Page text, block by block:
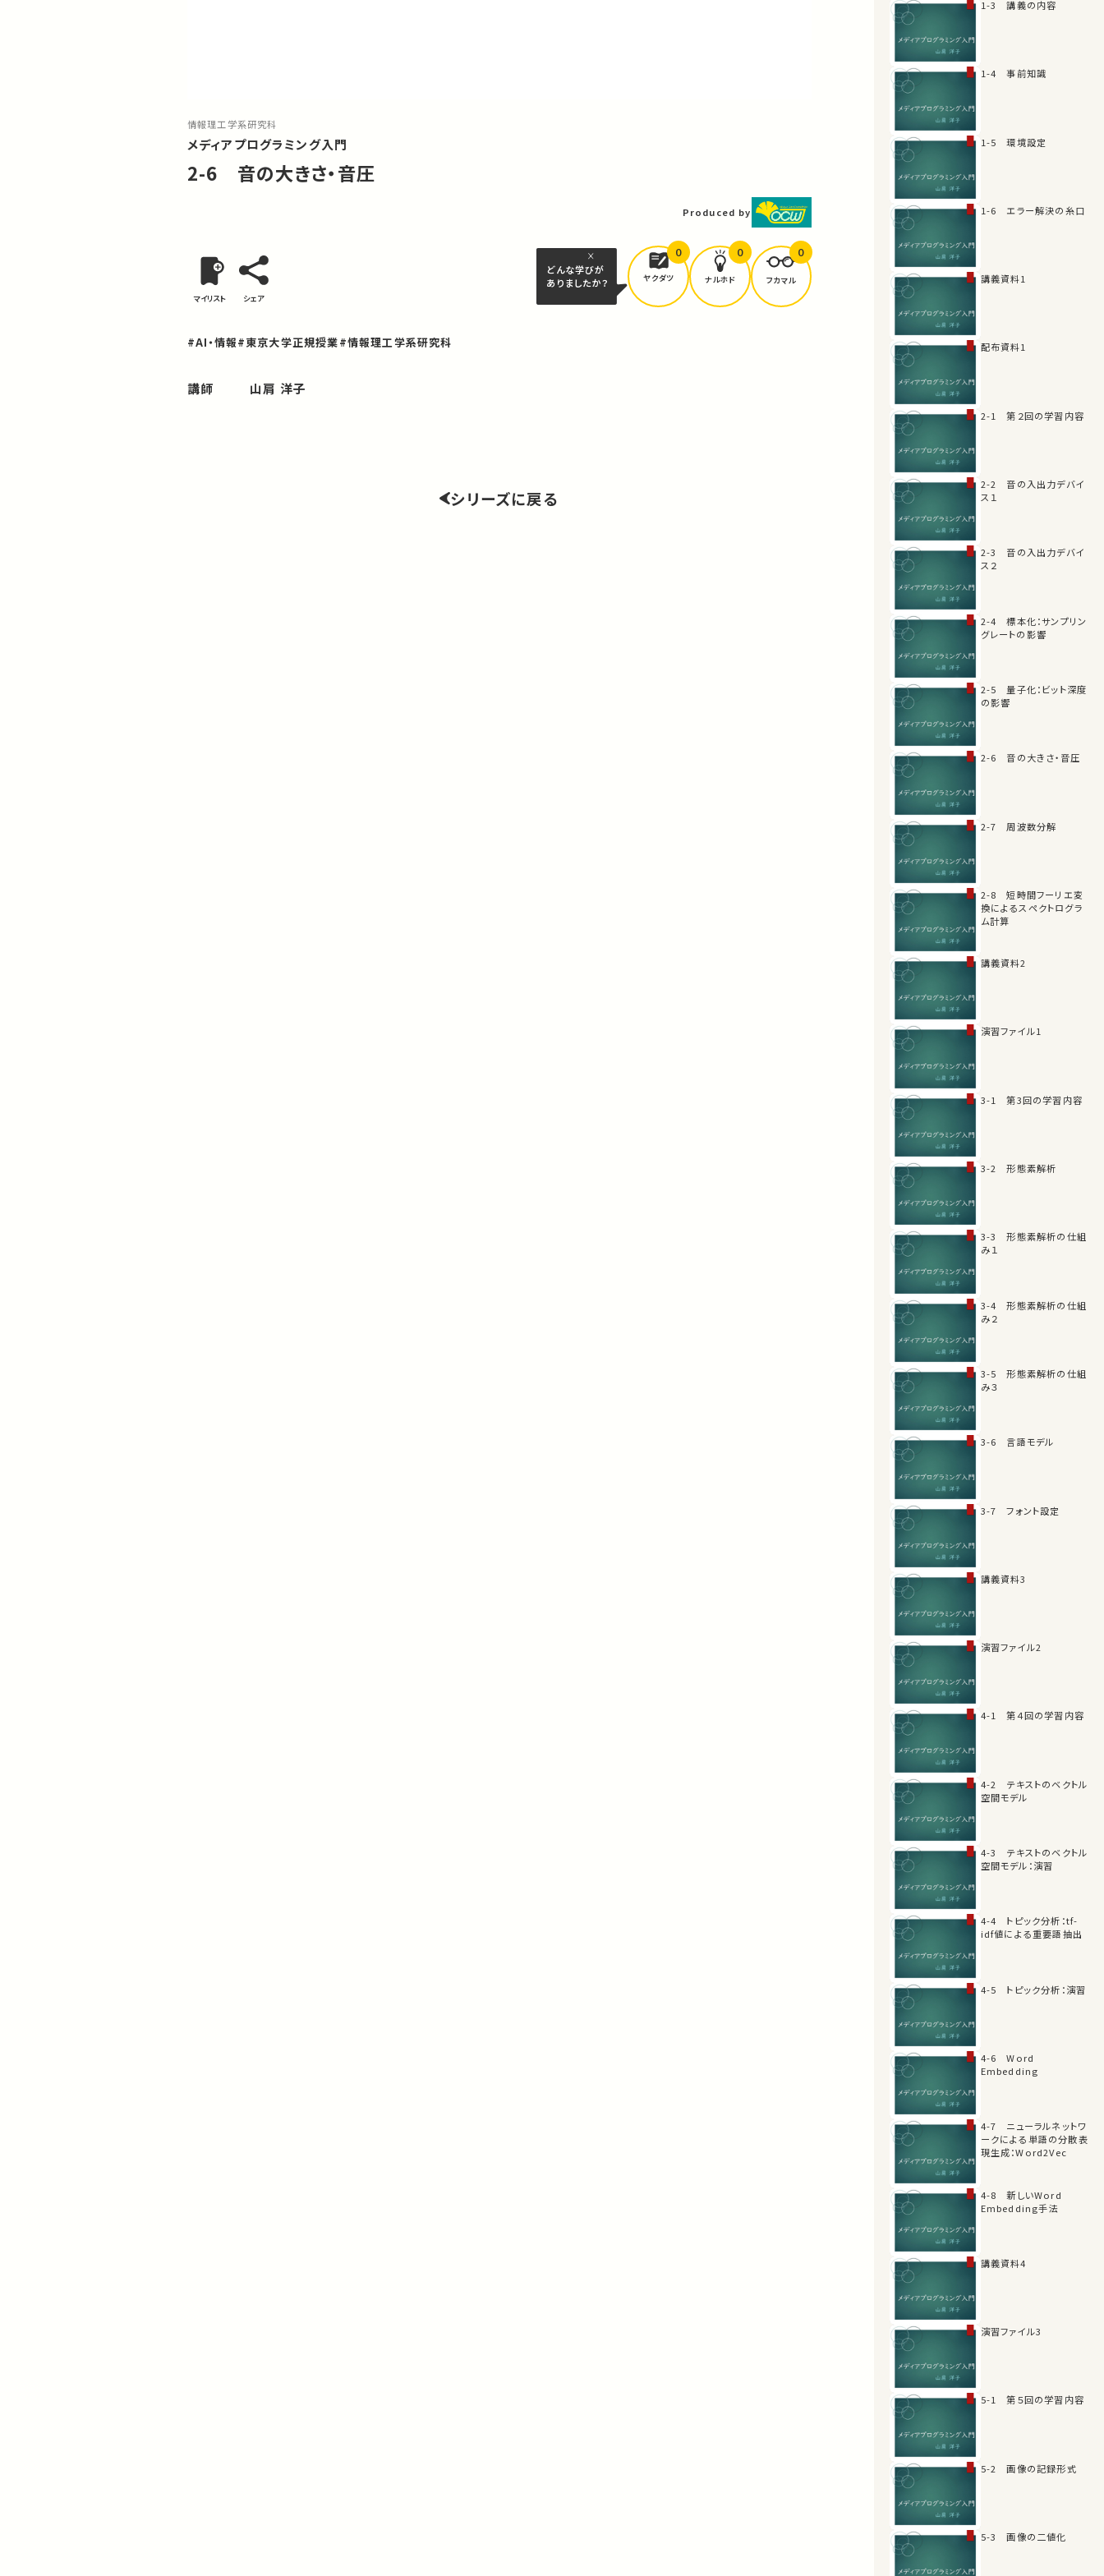
情報理工学系研究科
メディアプログラミング入門
2-6 音の大きさ・音圧
Produced by
マイリスト シェア
どんな学びが
ありましたか？
ヤクダツ
0
ナルホド
0
フカマル
0
#AI・情報#東京大学正規授業#情報理工学系研究科
講師 山肩 洋子
シリーズに戻る
1-3 講義の内容
1-4 事前知識
1-5 環境設定
1-6 エラー解決の糸口
講義資料1
配布資料1
2-1 第２回の学習内容
2-2 音の入出力デバイ
ス１
2-3 音の入出力デバイ
ス２
2-4 標本化：サンプリン
グレートの影響
2-5 量子化：ビット深度
の影響
2-6 音の大きさ・音圧
2-7 周波数分解
2-8 短時間フーリエ変
換によるスペクトログラ
ム計算
講義資料2
演習ファイル1
3-1 第3回の学習内容
3-2 形態素解析
3-3 形態素解析の仕組
み１
3-4 形態素解析の仕組
み２
3-5 形態素解析の仕組
み３
3-6 言語モデル
3-7 フォント設定
講義資料3
演習ファイル2
4-1 第４回の学習内容
4-2 テキストのベクトル
空間モデル
4-3 テキストのベクトル
空間モデル：演習
4-4 トピック分析：tf-
idf値による重要語抽出
4-5 トピック分析：演習
4-6 Word
Embedding
4-7 ニューラルネットワ
ークによる単語の分散表
現生成：Word2Vec
4-8 新しいWord
Embedding手法
講義資料4
演習ファイル3
5-1 第５回の学習内容
5-2 画像の記録形式
5-3 画像の二値化